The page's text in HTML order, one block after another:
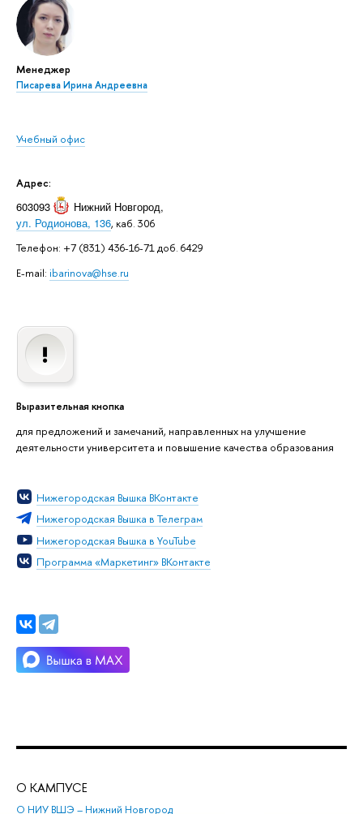
Менеджер
Писарева Ирина Андреевна
Учебный офис
Адрес:
603093 Нижний Новгород,
ул. Родионова, 136, каб. 306
Телефон: +7 (831) 436-16-71 доб. 6429
E-mail: ibarinova@hse.ru
Выразительная кнопка
для предложений и замечаний, направленных на улучшение
деятельности университета и повышение качества образования
Нижегородская Вышка ВКонтакте
Нижегородская Вышка в Телеграм
Нижегородская Вышка в YouTube
Программа «Маркетинг» ВКонтакте
О КАМПУСЕ
О НИУ ВШЭ – Нижний Новгород